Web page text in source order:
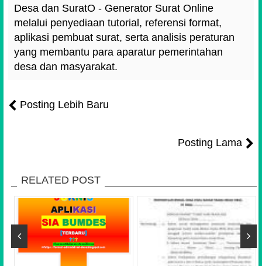
Desa dan SuratO - Generator Surat Online
melalui penyediaan tutorial, referensi format,
aplikasi pembuat surat, serta analisis peraturan
yang membantu para aparatur pemerintahan
desa dan masyarakat.
Posting Lebih Baru
Posting Lama
RELATED POST